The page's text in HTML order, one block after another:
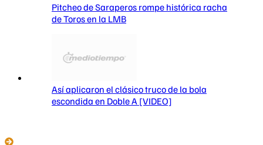
Pitcheo de Saraperos rompe histórica racha
de Toros en la LMB
Así aplicaron el clásico truco de la bola
escondida en Doble A [VIDEO]